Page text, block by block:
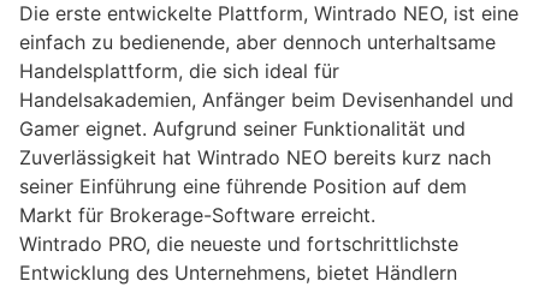
Die erste entwickelte Plattform, Wintrado NEO, ist eine
einfach zu bedienende, aber dennoch unterhaltsame
Handelsplattform, die sich ideal für
Handelsakademien, Anfänger beim Devisenhandel und
Gamer eignet. Aufgrund seiner Funktionalität und
Zuverlässigkeit hat Wintrado NEO bereits kurz nach
seiner Einführung eine führende Position auf dem
Markt für Brokerage-Software erreicht.
Wintrado PRO, die neueste und fortschrittlichste
Entwicklung des Unternehmens, bietet Händlern